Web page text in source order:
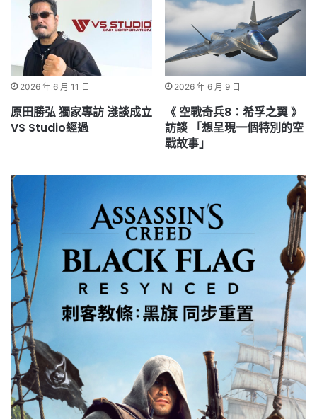
2026 年 6 月 11 日
原田勝弘 獨家專訪 淺談成立
VS Studio經過
2026 年 6 月 9 日
《 空戰奇兵8：希孚之翼 》
訪談 「想呈現一個特別的空
戰故事」